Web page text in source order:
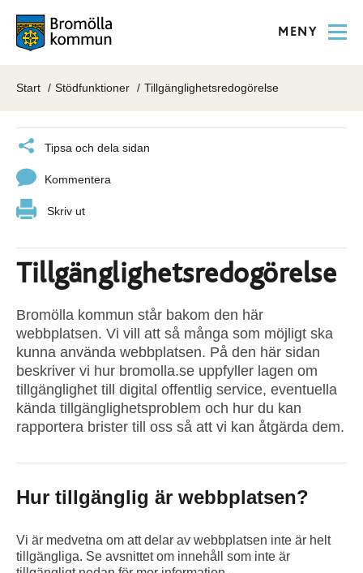
MENY
Start Stödfunktioner Tillgänglighetsredogörelse
Tipsa och dela sidan
Kommentera
Skriv ut
Tillgänglighetsredogörelse
Bromölla kommun står bakom den här
webbplatsen. Vi vill att så många som möjligt ska
kunna använda webbplatsen. På den här sidan
beskriver vi hur bromolla.se uppfyller lagen om
tillgänglighet till digital offentlig service, eventuella
kända tillgänglighetsproblem och hur du kan
rapportera brister till oss så att vi kan åtgärda dem.
Hur tillgänglig är webbplatsen?
Vi är medvetna om att delar av webbplatsen inte är helt
tillgängliga. Se avsnittet om innehåll som inte är